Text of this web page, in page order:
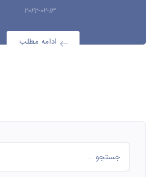
۲۰۲۲-۰۲-۱۳
ادامه مطلب